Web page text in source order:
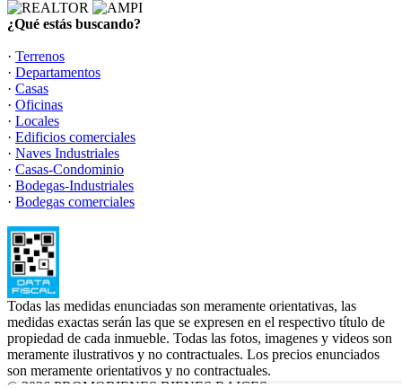
¿Qué estás buscando?
· Terrenos
· Departamentos
· Casas
· Oficinas
· Locales
· Edificios comerciales
· Naves Industriales
· Casas-Condominio
· Bodegas-Industriales
· Bodegas comerciales
Todas las medidas enunciadas son meramente orientativas, las
medidas exactas serán las que se expresen en el respectivo título de
propiedad de cada inmueble. Todas las fotos, imagenes y videos son
meramente ilustrativos y no contractuales. Los precios enunciados
son meramente orientativos y no contractuales.